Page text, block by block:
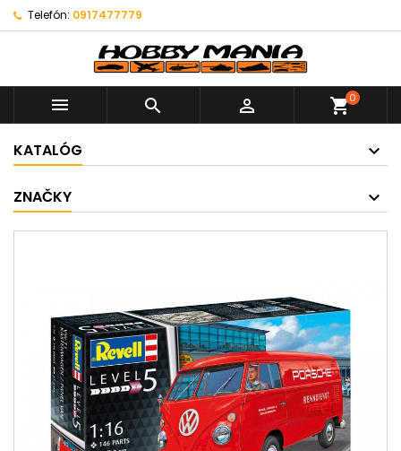
Telefón: 0917477779
   shopping_cart0
KATALÓG
ZNAČKY